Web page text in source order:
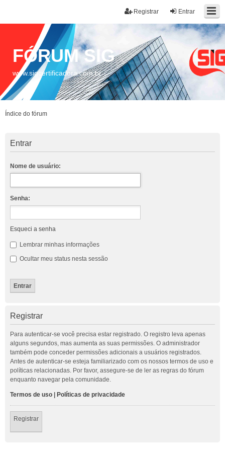
Entrar
Registrar
FÓRUM SIG
www.sigcertificadora.com.br
Índice do fórum
Entrar
Nome de usuário:
Senha:
Esqueci a senha
Lembrar minhas informações
Ocultar meu status nesta sessão
Registrar
Para autenticar-se você precisa estar registrado. O registro leva apenas
alguns segundos, mas aumenta as suas permissões. O administrador
também pode conceder permissões adicionais a usuários registrados.
Antes de autenticar-se esteja familiarizado com os nossos termos de uso e
políticas relacionadas. Por favor, assegure-se de ler as regras do fórum
enquanto navegar pela comunidade.
Termos de uso Políticas de privacidade
Registrar